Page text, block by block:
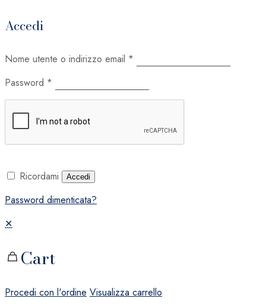
Accedi
Nome utente o indirizzo email *
Password *
Ricordami Accedi
Password dimenticata?
✕
Cart
Procedi con l'ordine Visualizza carrello